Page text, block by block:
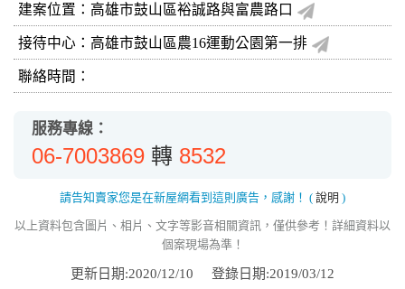
建案位置：高雄市鼓山區裕誠路與富農路口
接待中心：高雄市鼓山區農16運動公園第一排
聯絡時間：
服務專線：
06-7003869 轉 8532
請告知賣家您是在新屋網看到這則廣告，感謝！ ( 說明 )
以上資料包含圖片、相片、文字等影音相關資訊，僅供參考！詳細資料以
個案現場為準！
更新日期:2020/12/10 登錄日期:2019/03/12